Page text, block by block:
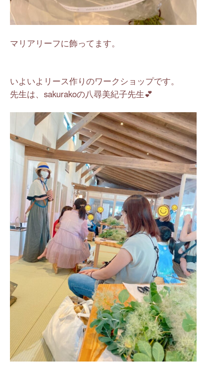
マリアリーフに飾ってます。
いよいよリース作りのワークショップです。
先生は、sakurakoの八尋美紀子先生💕